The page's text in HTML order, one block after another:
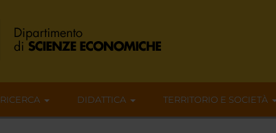
RICERCA DIDATTICA TERRITORIO E SOCIETÀ